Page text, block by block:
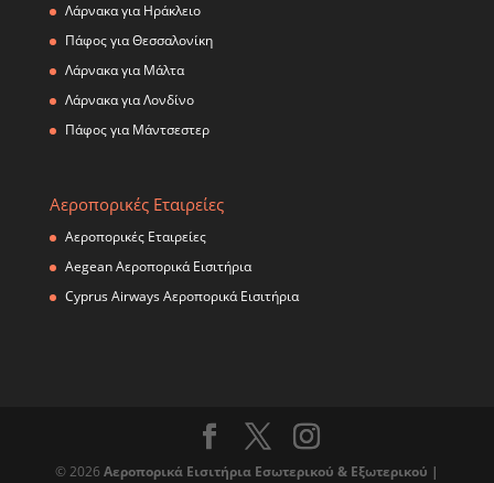
Λάρνακα για Ηράκλειο
Πάφος για Θεσσαλονίκη
Λάρνακα για Μάλτα
Λάρνακα για Λονδίνο
Πάφος για Μάντσεστερ
Αεροπορικές Εταιρείες
Αεροπορικές Εταιρείες
Αegean Aεροπορικά Εισιτήρια
Cyprus Airways Aεροπορικά Εισιτήρια
© 2026 Αεροπορικά Εισιτήρια Εσωτερικού & Εξωτερικού |